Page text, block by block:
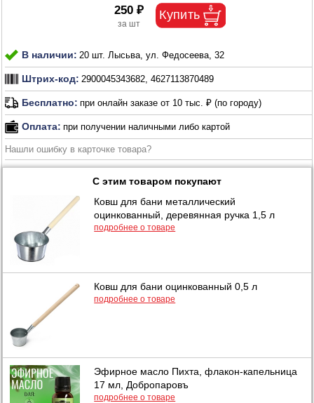
250 ₽
В наличии: 20 шт. Лысьва, ул. Федосеева, 32
Штрих-код: 2900045343682, 4627113870489
Бесплатно: при онлайн заказе от 10 тыс. ₽ (по городу)
Оплата: при получении наличными либо картой
Нашли ошибку в карточке товара?
С этим товаром покупают
Ковш для бани металлический
оцинкованный, деревянная ручка 1,5 л
подробнее о товаре
Ковш для бани оцинкованный 0,5 л
подробнее о товаре
Эфирное масло Пихта, флакон-капельница
17 мл, Добропаровъ
подробнее о товаре